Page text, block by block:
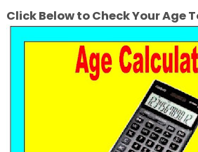
Click Below to Check Your Age